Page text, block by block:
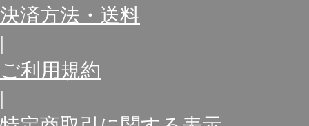
決済方法・送料
|
ご利用規約
|